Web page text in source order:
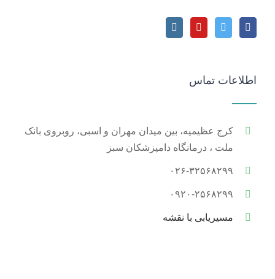
اطلاعات تماس
کرج عظیمیه، بین میدان مهران و اسبی، روبروی بانک
ملت ، درمانگاه دامپزشکان سبز
۰۲۶-۳۲۵۶۸۲۹۹
۰۹۲۰-۲۵۶۸۲۹۹
مسیریابی با نقشه